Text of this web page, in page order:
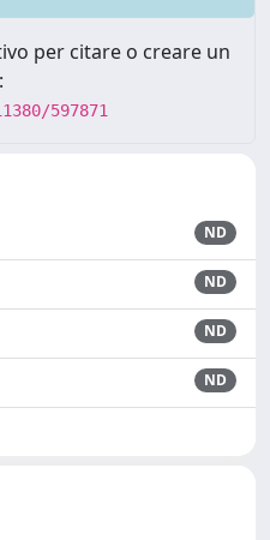
per citare o creare un
597871
ND
ND
ND
ND